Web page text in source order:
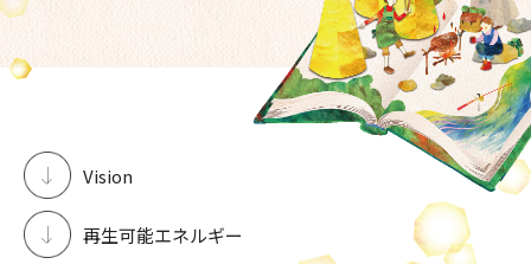
Vision
再生可能エネルギー